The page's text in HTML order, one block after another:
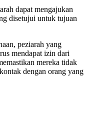
dapat mengajukan
disetujui untuk tujuan
peziarah yang
mendapat izin dari
mereka tidak
dengan orang yang